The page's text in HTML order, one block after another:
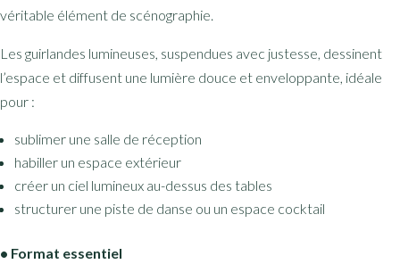
véritable élément de scénographie.
Les guirlandes lumineuses, suspendues avec justesse, dessinent
l’espace et diffusent une lumière douce et enveloppante, idéale
pour :
sublimer une salle de réception
habiller un espace extérieur
créer un ciel lumineux au-dessus des tables
structurer une piste de danse ou un espace cocktail
• Format essentiel